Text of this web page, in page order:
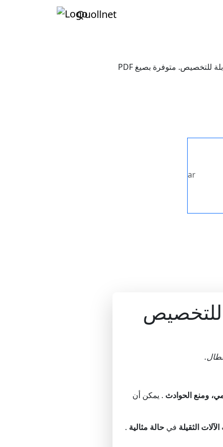
Quollnet
ضمان السلامة والامتثال لمعايير OSHA مع قوالب فحص الرافعات والآلات الثقيلة الأسبوعية المجانية والقابلة للتخصيص. متوفرة بصيغ PDF
ar
للتخصيص
ومنع الحوادث . يمكن أن
الآلات الثقيلة في حالة مثالية .